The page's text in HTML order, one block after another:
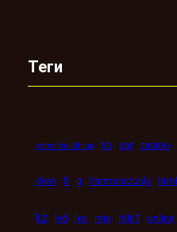
Теги
astronbuildings bb car casino
dveri fi g harmoniously html
kz led les mig mint online